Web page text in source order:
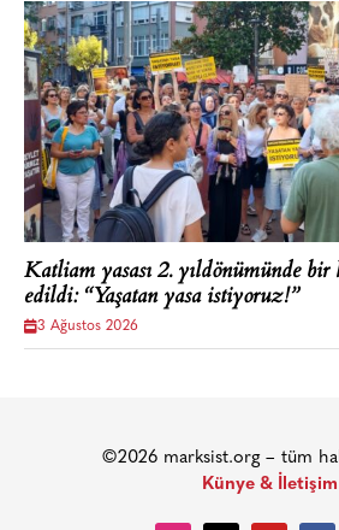
Katliam yasası 2. yıldönümünde bir
edildi: “Yaşatan yasa istiyoruz!”
3 Ağustos 2026
©2026 marksist.org – tüm
Künye & İletişim